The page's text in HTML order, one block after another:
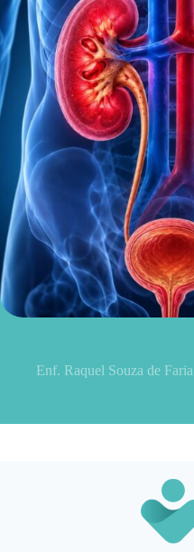
Enf. Raquel Souza de Faria